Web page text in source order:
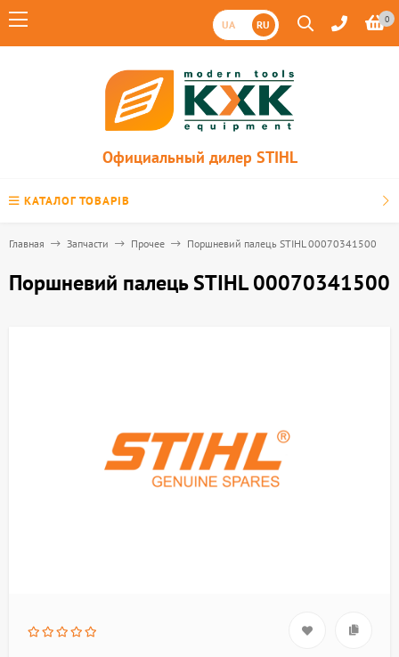
UA RU 0
Официальный дилер STIHL
КАТАЛОГ ТОВАРІВ
Главная Запчасти Прочее Поршневий палець STIHL 00070341500
Поршневий палець STIHL 00070341500